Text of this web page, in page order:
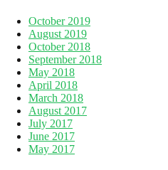
October 2019
August 2019
October 2018
September 2018
May 2018
April 2018
March 2018
August 2017
July 2017
June 2017
May 2017